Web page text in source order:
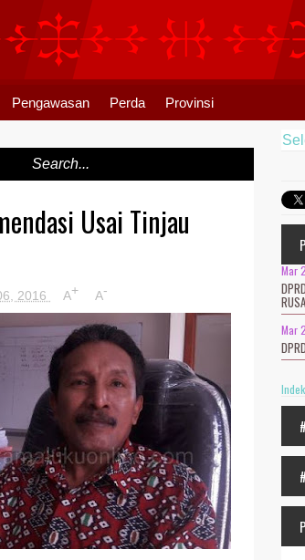
Pengawasan Perda Provinsi
Usai Tinjau
2016 A+ A-
Mar
Mar